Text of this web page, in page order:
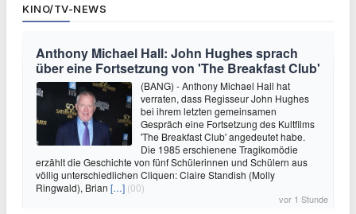
KINO/TV-NEWS
Anthony Michael Hall: John Hughes sprach
über eine Fortsetzung von 'The Breakfast Club'
(BANG) - Anthony Michael Hall hat
verraten, dass Regisseur John Hughes
bei ihrem letzten gemeinsamen
Gespräch eine Fortsetzung des Kultfilms
'The Breakfast Club' angedeutet habe.
Die 1985 erschienene Tragikomödie
erzählt die Geschichte von fünf Schülerinnen und Schülern aus
völlig unterschiedlichen Cliquen: Claire Standish (Molly
Ringwald), Brian […] (00)
vor 1 Stunde